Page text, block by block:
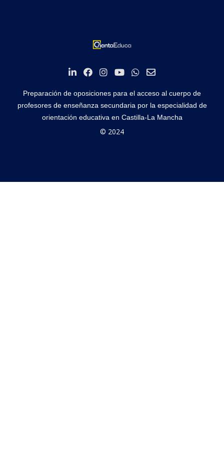
Preparación de oposiciones para el acceso al cuerpo de
profesores de enseñanza secundaria por la especialidad de
orientación educativa en Castilla-La Mancha
© 2024